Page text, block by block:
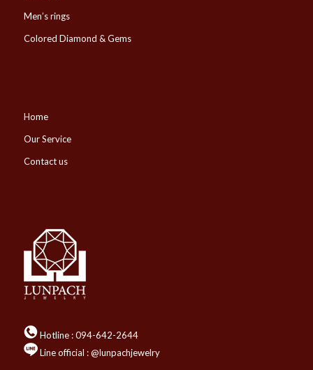
Men’s rings
Colored Diamond & Gems
Home
Our Service
Contact us
Hotline :094-642-2644
Line official : @lunpachjewelry